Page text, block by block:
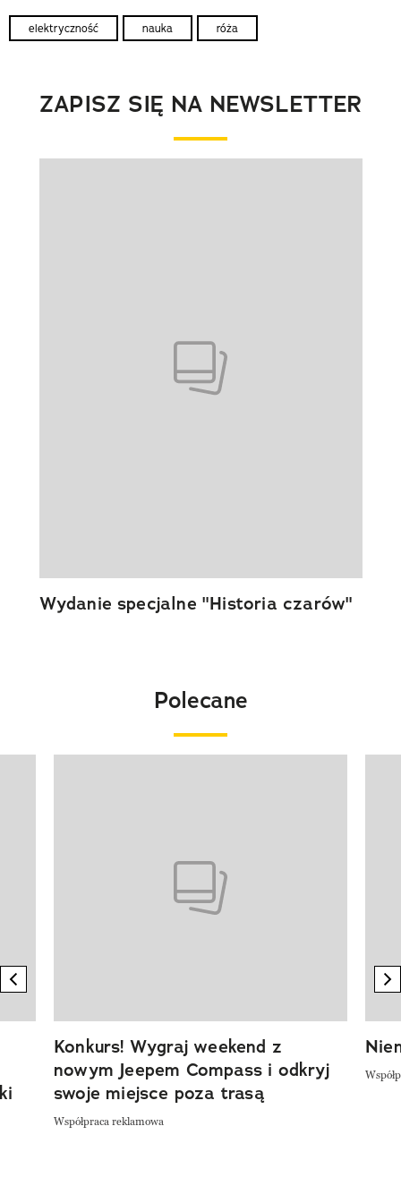
elektryczność nauka róża
ZAPISZ SIĘ NA NEWSLETTER
Wydanie specjalne "Historia czarów"
Polecane
previous element
Konkurs! Wygraj weekend z
nowym Jeepem Compass i odkryj
swoje miejsce poza trasą
Współpraca reklamowa